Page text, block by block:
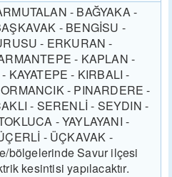
- BAĞYAKA -
- BENGİSU -
- ERKURAN -
- KAPLAN -
KAYATEPE - KIRBALI -
- PINARDERE -
- SERENLİ - SEYDIN -
- YAYLAYANI -
- ÜÇKAVAK -
bölgelerinde Savur ilçesi
kesintisi yapılacaktır.